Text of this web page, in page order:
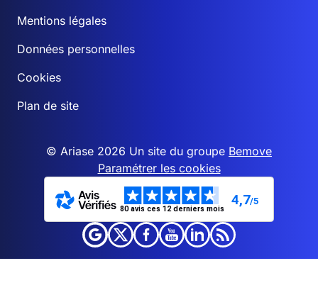
Mentions légales
Données personnelles
Cookies
Plan de site
© Ariase 2026 Un site du groupe Bemove
Paramétrer les cookies
80 avis ces 12 derniers mois
4,7/5